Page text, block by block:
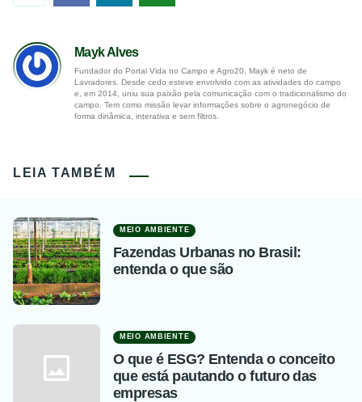
Mayk Alves
Fundador do Portal Vida no Campo e Agro20, Mayk é neto de
Lavradores. Desde cedo esteve envolvido com as atividades do campo
e, em 2014, uniu sua paixão pela comunicação com o tradicionalismo do
campo. Tem como missão levar informações sobre o agronegócio de
forma dinâmica, interativa e sem filtros.
LEIA TAMBÉM
MEIO AMBIENTE
Fazendas Urbanas no Brasil:
entenda o que são
MEIO AMBIENTE
O que é ESG? Entenda o conceito
que está pautando o futuro das
empresas